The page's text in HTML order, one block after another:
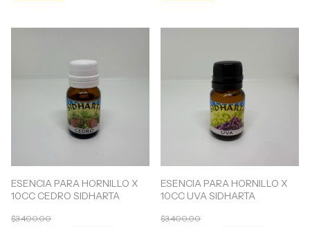
ESENCIA PARA HORNILLO X
10CC CEDRO SIDHARTA
$3.400,00
ESENCIA PARA HORNILLO X
10CC UVA SIDHARTA
$3.400,00